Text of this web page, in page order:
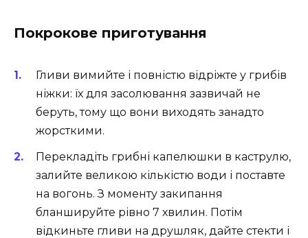
Покрокове приготування
Гливи вимийте і повністю відріжте у грибів
ніжки: їх для засолювання зазвичай не
беруть, тому що вони виходять занадто
жорсткими.
Перекладіть грибні капелюшки в каструлю,
залийте великою кількістю води і поставте
на вогонь. З моменту закипання
бланшируйте рівно 7 хвилин. Потім
відкиньте гливи на друшляк, дайте стекти і